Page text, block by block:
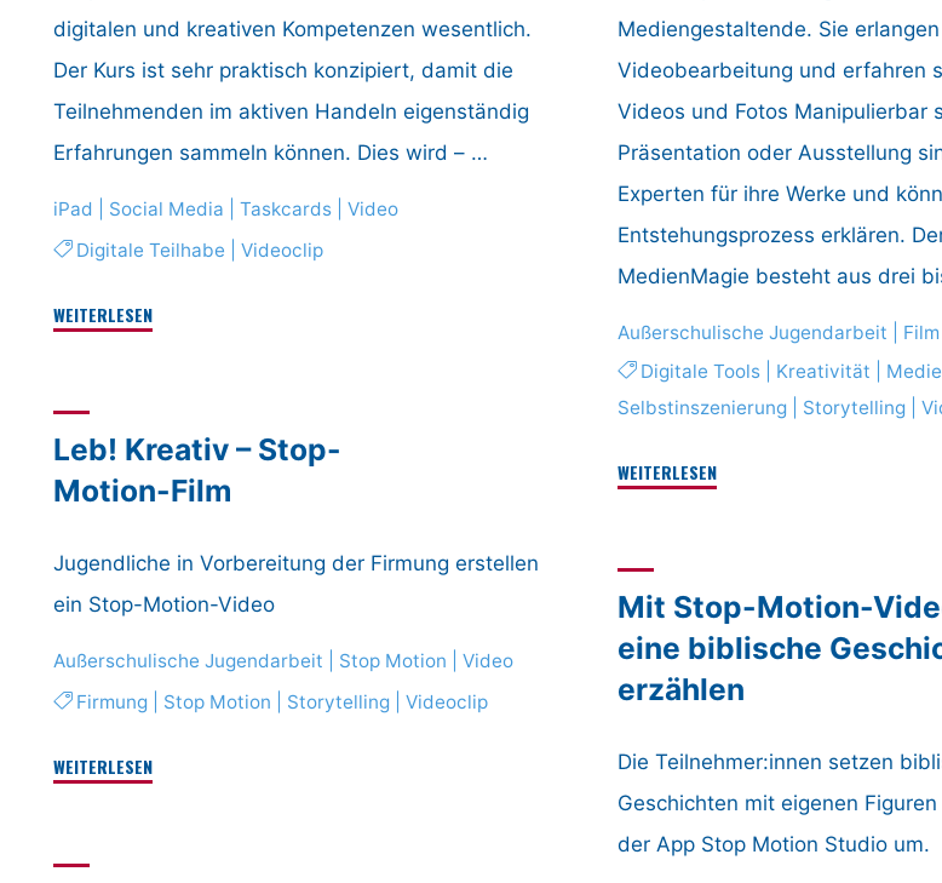
digitalen und kreativen Kompetenzen wesentlich.
Der Kurs ist sehr praktisch konzipiert, damit die
Teilnehmenden im aktiven Handeln eigenständig
Erfahrungen sammeln können. Dies wird – …
iPad Social Media Taskcards
Video
Digitale Teilhabe |Videoclip
WEITERLESEN"Workshop
Mediengestaltende. Sie
Videobearbeitung und erfahren
Videos und Fotos Manipulierbar
Präsentation oder Ausstellung
Experten für ihre Werke und
Entstehungsprozess erklären.
MedienMagie besteht aus drei
Außerschulische Jugendarbeit Film
Digitale Tools
Kreativität
Selbstinszenierung| Storytelling|
WEITERLESEN"MedienMagie
Medienpädagogischer
Workshop"
Leb! Kreativ – Stop-
Motion-Film
Jugendliche in Vorbereitung der Firmung erstellen
ein Stop-Motion-Video
Außerschulische Jugendarbeit Stop Motion
Video
Firmung
Stop Motion Storytelling |Videoclip
WEITERLESEN"Leb!
Mit Stop-Motion-
eine biblische
erzählen
Die Teilnehmer:innen setzen
Geschichten mit eigenen
der App Stop Motion Studio um.